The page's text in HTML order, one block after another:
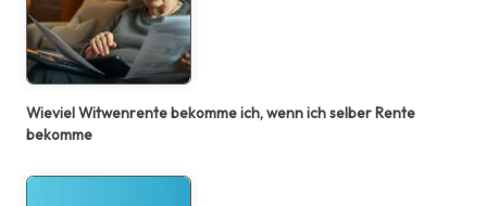
Wieviel Witwenrente bekomme ich, wenn ich selber Rente
bekomme